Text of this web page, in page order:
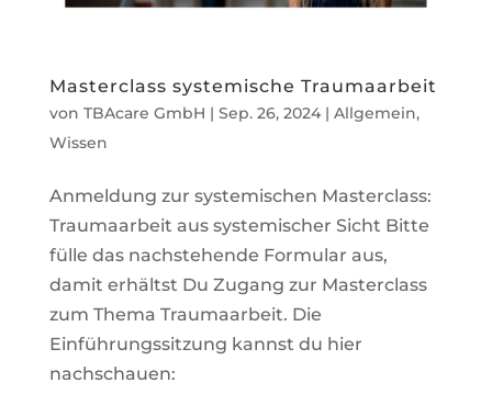
Masterclass systemische Traumaarbeit
von TBAcare GmbH | Sep. 26, 2024| Allgemein,
Wissen
Anmeldung zur systemischen Masterclass:
Traumaarbeit aus systemischer Sicht Bitte
fülle das nachstehende Formular aus,
damit erhältst Du Zugang zur Masterclass
zum Thema Traumaarbeit. Die
Einführungssitzung kannst du hier
nachschauen: